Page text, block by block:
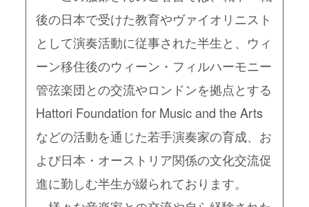
後の日本で受けた教育やヴァイオリニスト
として演奏活動に従事された半生と、ウィ
ーン移住後のウィーン・フィルハーモニー
管弦楽団との交流やロンドンを拠点とする
Hattori Foundation for Music and the Arts
などの活動を通じた若手演奏家の育成、お
よび日本・オーストリア関係の文化交流促
進に勤しむ半生が綴られております。